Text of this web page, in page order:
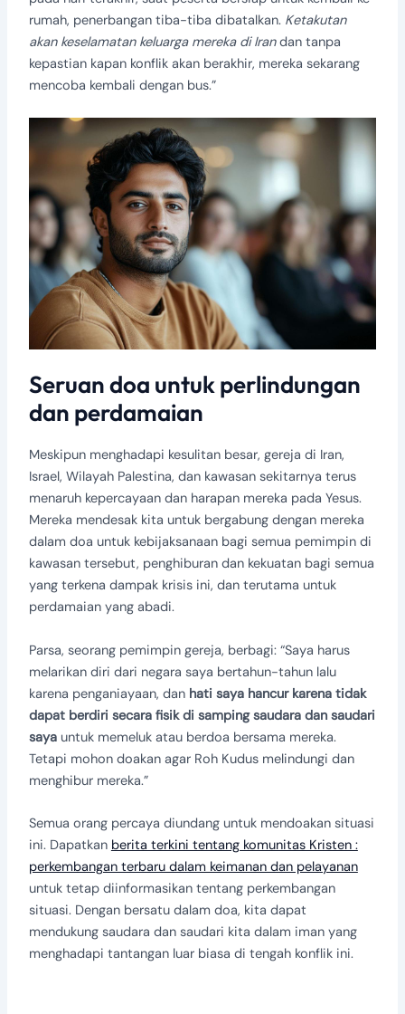
rumah, penerbangan tiba-tiba dibatalkan. Ketakutan
akan keselamatan keluarga mereka di Irandan tanpa
kepastian kapan konflik akan berakhir, mereka sekarang
mencoba kembali dengan bus.”
Seruan doa untuk perlindungan
dan perdamaian
Meskipun menghadapi kesulitan besar, gereja di Iran,
Israel, Wilayah Palestina, dan kawasan sekitarnya terus
menaruh kepercayaan dan harapan mereka pada Yesus.
Mereka mendesak kita untuk bergabung dengan mereka
dalam doa untuk kebijaksanaan bagi semua pemimpin di
kawasan tersebut, penghiburan dan kekuatan bagi semua
yang terkena dampak krisis ini, dan terutama untuk
perdamaian yang abadi.
Parsa, seorang pemimpin gereja, berbagi: “Saya harus
melarikan diri dari negara saya bertahun-tahun lalu
karena penganiayaan, dan hati saya hancur karena tidak
dapat berdiri secara fisik di samping saudara dan saudari
sayauntuk memeluk atau berdoa bersama mereka.
Tetapi mohon doakan agar Roh Kudus melindungi dan
menghibur mereka.”
Semua orang percaya diundang untuk mendoakan situasi
ini. Dapatkan berita terkini tentang komunitas Kristen :
perkembangan terbaru dalam keimanan dan pelayanan
untuk tetap diinformasikan tentang perkembangan
situasi. Dengan bersatu dalam doa, kita dapat
mendukung saudara dan saudari kita dalam iman yang
menghadapi tantangan luar biasa di tengah konflik ini.